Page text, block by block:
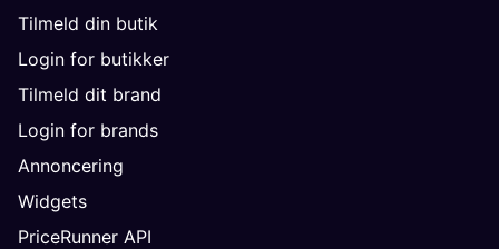
Tilmeld din butik
Login for butikker
Tilmeld dit brand
Login for brands
Annoncering
Widgets
PriceRunner API